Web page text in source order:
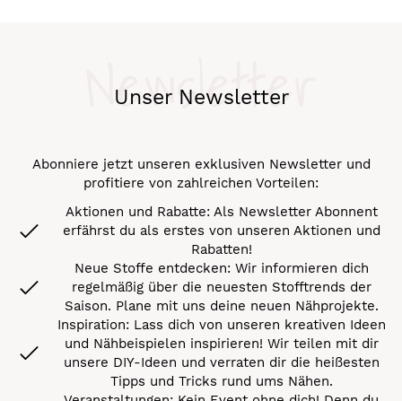
Unser Newsletter
Newsletter
Abonniere jetzt unseren exklusiven Newsletter und
profitiere von zahlreichen Vorteilen:
Aktionen und Rabatte: Als Newsletter Abonnent
erfährst du als erstes von unseren Aktionen und
Rabatten!
Neue Stoffe entdecken: Wir informieren dich
regelmäßig über die neuesten Stofftrends der
Saison. Plane mit uns deine neuen Nähprojekte.
Inspiration: Lass dich von unseren kreativen Ideen
und Nähbeispielen inspirieren! Wir teilen mit dir
unsere DIY-Ideen und verraten dir die heißesten
Tipps und Tricks rund ums Nähen.